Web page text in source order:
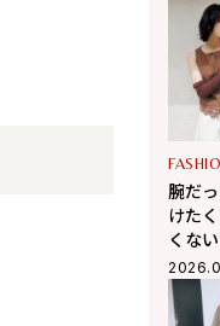
腕だ
けた
くな
ーの